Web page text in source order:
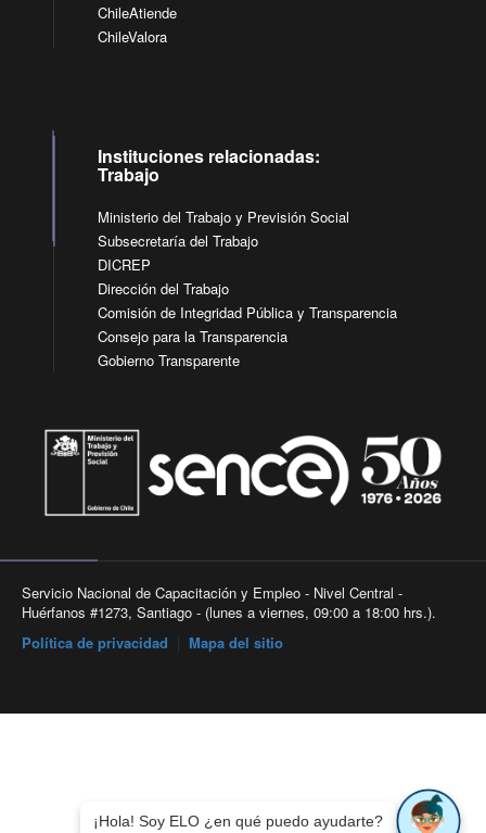
ChileAtiende
ChileValora
Instituciones relacionadas:
Trabajo
Ministerio del Trabajo y Previsión Social
Subsecretaría del Trabajo
DICREP
Dirección del Trabajo
Comisión de Integridad Pública y Transparencia
Consejo para la Transparencia
Gobierno Transparente
Servicio Nacional de Capacitación y Empleo - Nivel Central -
Huérfanos #1273, Santiago - (lunes a viernes, 09:00 a 18:00 hrs.).
Política de privacidad
Mapa del sitio
¡Hola! Soy ELO ¿en qué puedo ayudarte?